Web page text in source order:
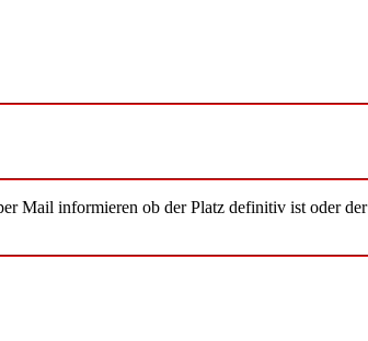
Mail informieren ob der Platz definitiv ist oder der